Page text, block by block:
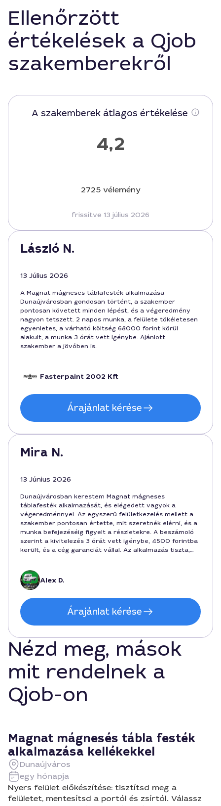
Ellenőrzött
értékelések a Qjob
szakemberekről
A szakemberek átlagos értékelése
4,2
2725 vélemény
frissítve 13 július 2026
László N.
13 Július 2026
A Magnat mágneses táblafesték alkalmazása
Dunaújvárosban gondosan történt, a szakember
pontosan követett minden lépést, és a végeredmény
nagyon tetszett. 2 napos munka, a felülete tökéletesen
egyenletes, a várható költség 68000 forint körül
alakult, a munka 3 órát vett igénybe. Ajánlott
szakember a jövőben is.
Fasterpaint 2002 Kft
Árajánlat kérése
Mira N.
13 Június 2026
Dunaújvárosban kerestem Magnat mágneses
táblafesték alkalmazását, és elégedett vagyok a
végeredménnyel. Az egyszerű felületkezelés mellett a
szakember pontosan értette, mit szeretnék elérni, és a
munka befejezéséig figyelt a részletekre. A beszámoló
szerint a kivitelezés 3 órát vett igénybe, 4500 forintba
került, és a cég garanciát vállal. Az alkalmazás tiszta,
Alex D.
Árajánlat kérése
Nézd meg, mások
mit rendelnek a
Qjob-on
Magnat mágnesés tábla festék
alkalmazása kellékekkel
Dunaújváros
egy hónapja
Nyers felület előkészítése: tisztítsd meg a
felületet, mentesítsd a portól és zsírtól. Válassz